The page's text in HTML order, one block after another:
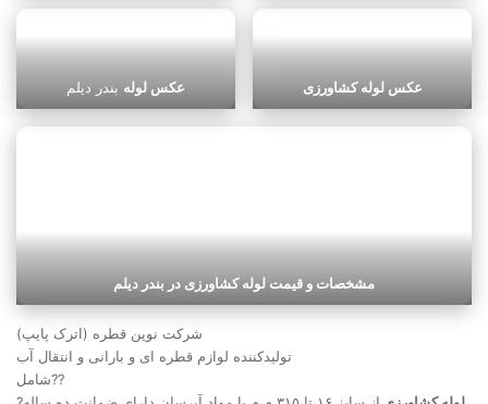
عکس لوله بندر دیلم عکس لوله کشاورزی
مشخصات و قیمت لوله کشاورزی در بندر دیلم
شرکت نوین قطره (اترک پایپ)
تولیدکننده لوازم قطره ای و بارانی و انتقال آب
شامل??